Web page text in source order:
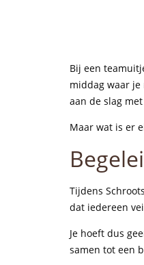
Bij een
middag waar
aan de slag
Maar wat is er
Tijdens
dat iedereen
Je hoeft dus
samen tot een